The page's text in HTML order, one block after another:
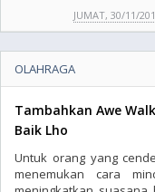
JUMAT, 30/11/
OLAHRAGA
Tambahkan Awe
Baik Lho
Untuk orang yang
menemukan cara